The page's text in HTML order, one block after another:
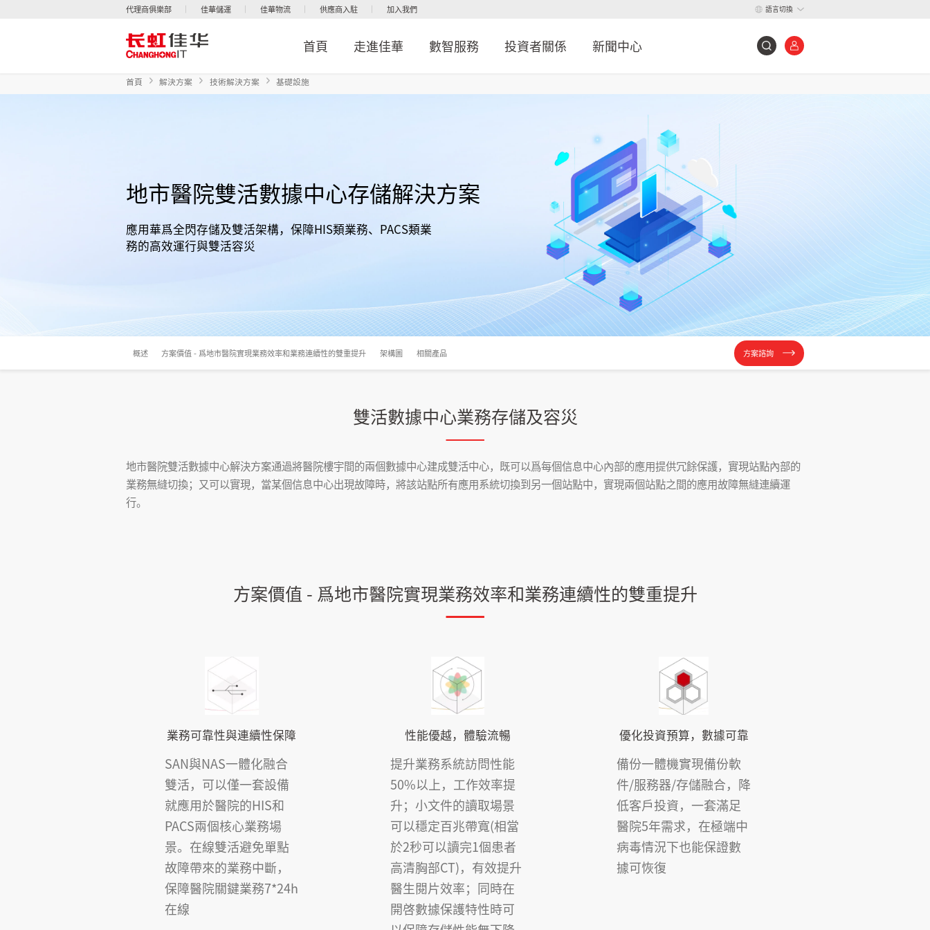
代理商俱樂部 佳華儲運 佳華物流 供應商入駐 加入我們 語言切換
首頁 走進佳華 數智服務 投資者關係 新聞中心
首頁 解決方案 技術解決方案 基礎設施
地市醫院雙活數據中心存儲解決方案
應用華爲全閃存儲及雙活架構，保障HIS類業務、PACS類業
務的高效運行與雙活容災
概述 方案價值 - 爲地市醫院實現業務效率和業務連續性的雙重提升 架構圖 相關產品 方案諮詢
雙活數據中心業務存儲及容災
地市醫院雙活數據中心解決方案通過將醫院樓宇間的兩個數據中心建成雙活中心，既可以爲每個信息中心內部的應用提供冗餘保護，實現站點內部的
業務無縫切換；又可以實現，當某個信息中心出現故障時，將該站點所有應用系統切換到另一個站點中，實現兩個站點之間的應用故障無縫連續運
行。
方案價值 - 爲地市醫院實現業務效率和業務連續性的雙重提升
業務可靠性與連續性保障
SAN與NAS一體化融合
雙活，可以僅一套設備
就應用於醫院的HIS和
PACS兩個核心業務場
景。在線雙活避免單點
故障帶來的業務中斷，
保障醫院關鍵業務7*24h
在線
性能優越，體驗流暢
提升業務系統訪問性能
50%以上，工作效率提
升；小文件的讀取場景
可以穩定百兆帶寬(相當
於2秒可以讀完1個患者
高清胸部CT)，有效提升
醫生閱片效率；同時在
開啓數據保護特性時可
優化投資預算，數據可靠
備份一體機實現備份軟
件/服務器/存儲融合，降
低客戶投資，一套滿足
醫院5年需求，在極端中
病毒情況下也能保證數
據可恢復